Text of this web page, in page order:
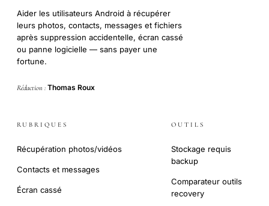
Aider les utilisateurs Android à récupérer
leurs photos, contacts, messages et fichiers
après suppression accidentelle, écran cassé
ou panne logicielle — sans payer une
fortune.
Rédaction : Thomas Roux
RUBRIQUES
Récupération photos/vidéos
Contacts et messages
Écran cassé
OUTILS
Stockage requis
backup
Comparateur outils
recovery